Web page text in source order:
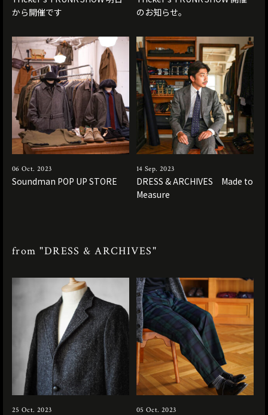
から開催です
のお知らせ。
06 Oct. 2023
Soundman POP UP STORE
14 Sep. 2023
DRESS & ARCHIVES Made to
Measure
from "DRESS & ARCHIVES"
25 Oct. 2023 05 Oct. 2023